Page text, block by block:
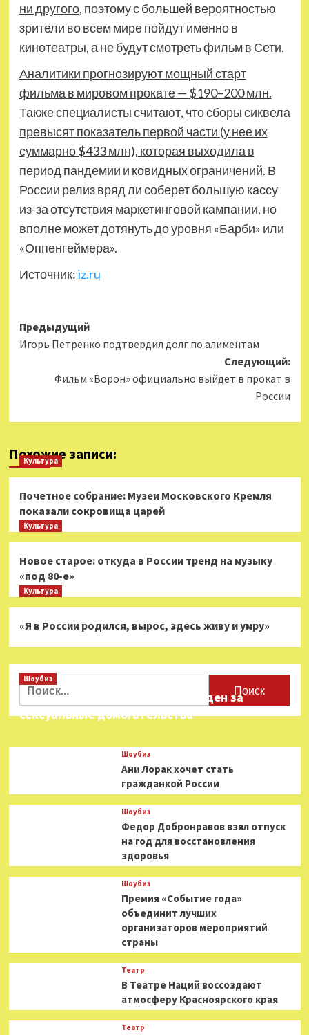
ни другого, поэтому с большей вероятностью
зрители во всем мире пойдут именно в
кинотеатры, а не будут смотреть фильм в Сети.
Аналитики прогнозируют мощный старт
фильма в мировом прокате — $190–200 млн.
Также специалисты считают, что сборы сиквела
превысят показатель первой части (у нее их
суммарно $433 млн), которая выходила в
период пандемии и ковидных ограничений. В
России релиз вряд ли соберет большую кассу
из-за отсутствия маркетинговой кампании, но
вполне может дотянуть до уровня «Барби» или
«Оппенгеймера».
Источник:iz.ru
Навигация
записи
Предыдущий
Игорь Петренко подтвердил долг по алиментам
Следующий:
Фильм «Ворон» официально выйдет в прокат в
России
Похожие записи:
Культура
Почетное собрание: Музеи Московского Кремля
показали сокровища царей
Культура
Новое старое: откуда в России тренд на музыку
«под 80-е»
Культура
«Я в России родился, вырос, здесь живу и умру»
Найти:
Шоубиз
Звезда «Игры в кальмара» осужден за
сексуальные домогательства
Шоубиз
Ани Лорак хочет стать
гражданкой России
Шоубиз
Федор Добронравов взял отпуск
на год для восстановления
здоровья
Шоубиз
Премия «Событие года»
объединит лучших
организаторов мероприятий
страны
Театр
В Театре Наций воссоздают
атмосферу Красноярского края
Театр